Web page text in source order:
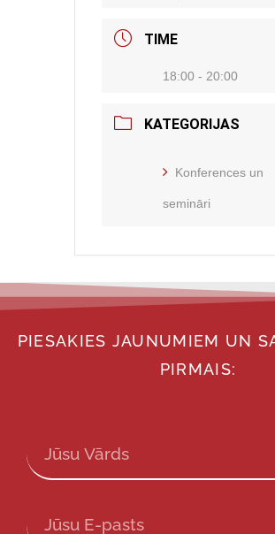
TIME
18:00 - 20:00
KATEGORIJAS
Konferences un
semināri
PIESAKIES JAUNUMIEM UN
PIRMAIS: